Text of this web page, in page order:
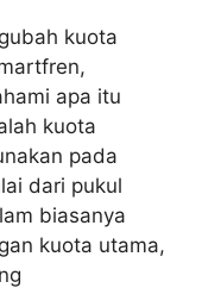
kuota
apa itu
kuota
pada
dari pukul
biasanya
kuota utama,